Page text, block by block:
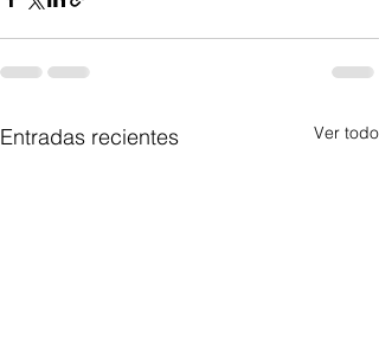
Entradas recientes Ver todo